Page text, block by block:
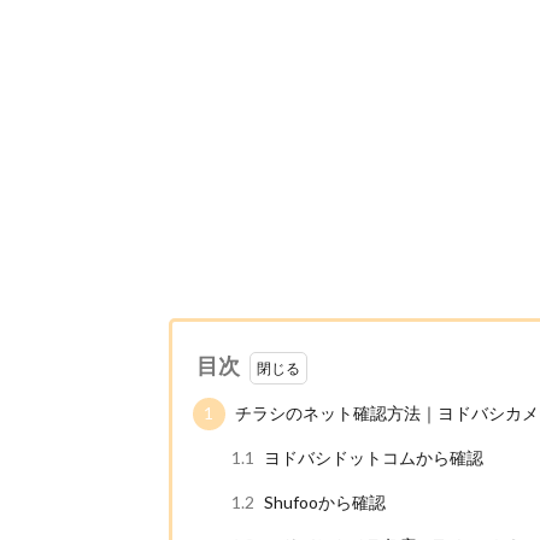
目次
1 チラシのネット確認方法｜ヨドバシカ
1.1 ヨドバシドットコムから確認
1.2 Shufooから確認